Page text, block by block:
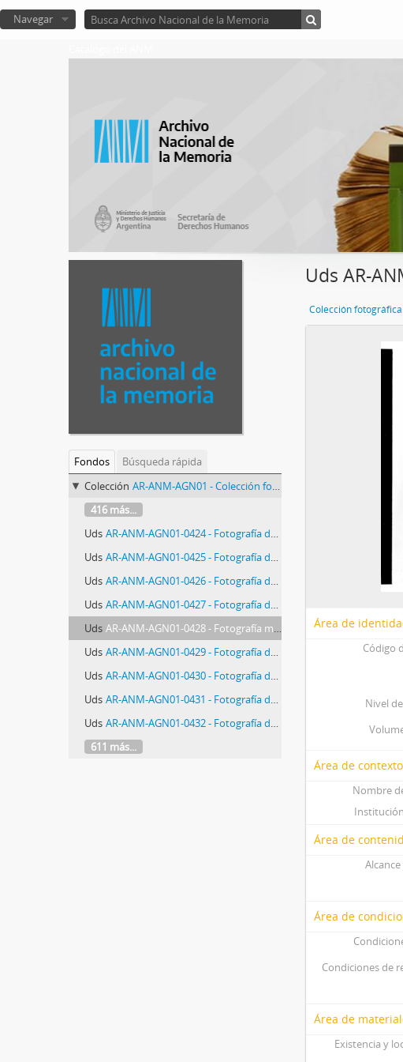
Navegar
Fondos
Búsqueda rápida
Colección AR-ANM-AGN01 - Colección fotográfica AGN (Archivo General de la Nación)
416 más...
Uds AR-ANM-AGN01-0424 - Fotografía de integrantes del Partido Peronista Femenino
Uds AR-ANM-AGN01-0425 - Fotografía de integrantes de Comité Radical
Uds AR-ANM-AGN01-0426 - Fotografía de la proclamación de la candidatura de Roque Sáenz Peña
Uds AR-ANM-AGN01-0427 - Fotografía de Convención de Unión Cívica Radical
Uds AR-ANM-AGN01-0428 - Fotografía mitin del Partido Socialista Obrero
Uds AR-ANM-AGN01-0429 - Fotografía de la Junta Consultiva Nacional
Uds AR-ANM-AGN01-0430 - Fotografía de quema de libretas de enrolamiento
Uds AR-ANM-AGN01-0431 - Fotografía de proclamación de la fórmula Ortiz - Castillo
Uds AR-ANM-AGN01-0432 - Fotografía de elecciones nacionales 1951
611 más...
Uds AR-
Área de
Código
Nivel
Área de contexto
Nombre
Área de
Área de
Condiciones de
Área de
Existencia y